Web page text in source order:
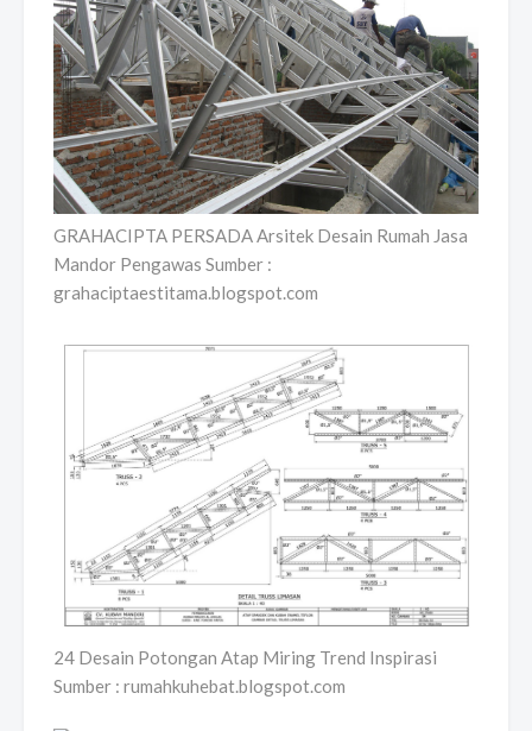
GRAHACIPTA PERSADA Arsitek Desain Rumah Jasa
Mandor Pengawas Sumber :
grahaciptaestitama.blogspot.com
24 Desain Potongan Atap Miring Trend Inspirasi
Sumber : rumahkuhebat.blogspot.com